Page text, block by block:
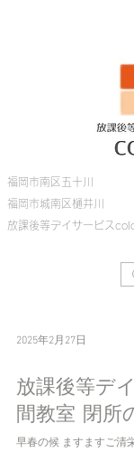
福岡市南区五十川
​ ​福岡市城南区樋井川
放課後等デイサービス
2025年2月27日
放課後等デ
間教室 閉所
早春の候 ますますご清